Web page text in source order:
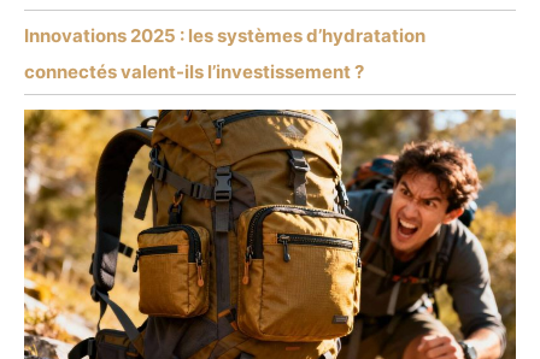
Innovations 2025 : les systèmes d’hydratation
connectés valent-ils l’investissement ?